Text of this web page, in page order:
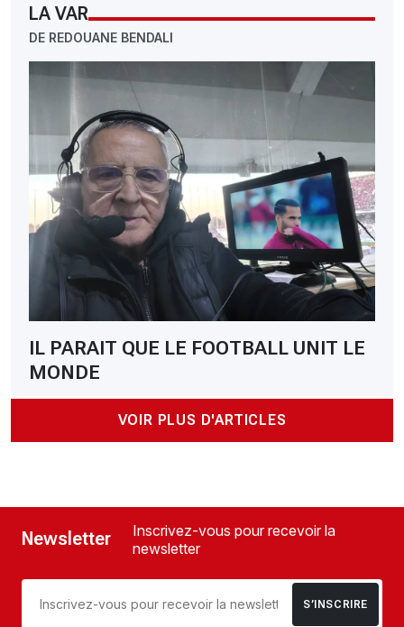
LA VAR
DE REDOUANE BENDALI
IL PARAIT QUE LE FOOTBALL UNIT LE
MONDE
VOIR PLUS D'ARTICLES
Newsletter
Inscrivez-vous pour recevoir la
newsletter
S’INSCRIRE